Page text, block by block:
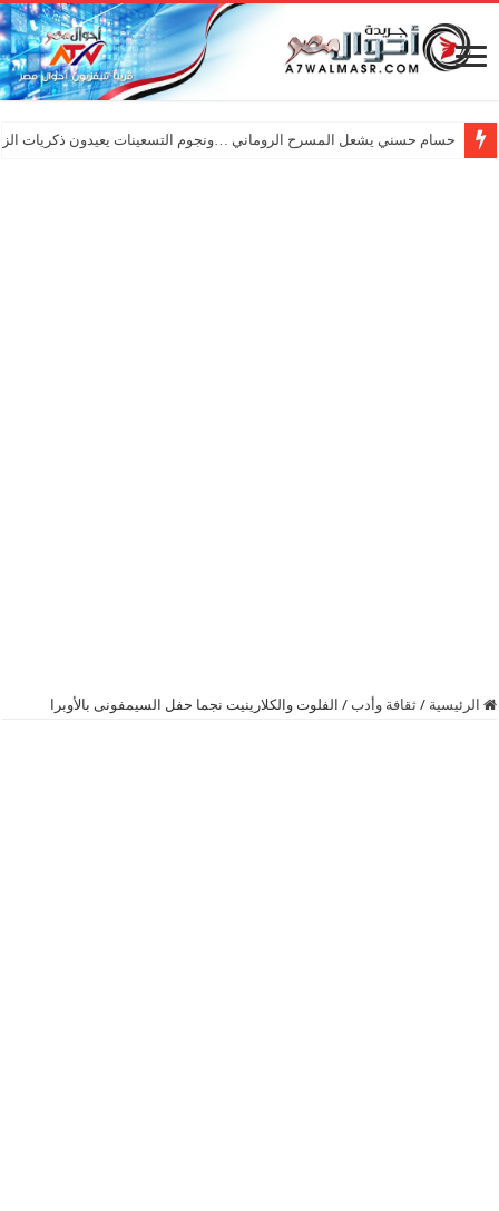
حسام حسني يشعل المسرح الروماني …ونجوم التسعينات يعيدون ذكريات
الرئيسية / ثقافة وأدب / الفلوت والكلارينيت نجما حفل السيمفونى بالأوبرا